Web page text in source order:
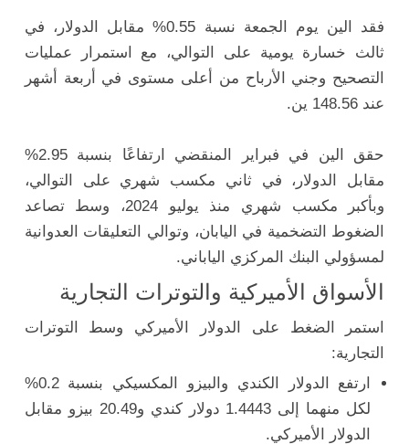
فقد الين يوم الجمعة نسبة 0.55% مقابل الدولار، في
ثالث خسارة يومية على التوالي، مع استمرار عمليات
التصحيح وجني الأرباح من أعلى مستوى في أربعة أشهر
عند 148.56 ين.
حقق الين في فبراير المنقضي ارتفاعًا بنسبة 2.95%
مقابل الدولار، في ثاني مكسب شهري على التوالي،
وبأكبر مكسب شهري منذ يوليو 2024، وسط تصاعد
الضغوط التضخمية في اليابان، وتوالي التعليقات العدوانية
لمسؤولي البنك المركزي الياباني.
الأسواق الأميركية والتوترات التجارية
استمر الضغط على الدولار الأميركي وسط التوترات
التجارية:
ارتفع الدولار الكندي والبيزو المكسيكي بنسبة 0.2%
لكل منهما إلى 1.4443 دولار كندي و20.49 بيزو مقابل
الدولار الأميركي.